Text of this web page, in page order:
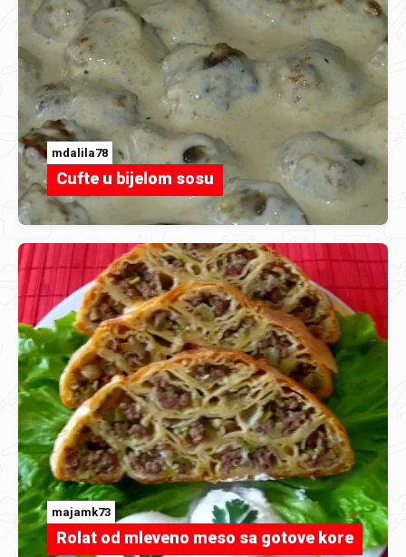
mdalila78
Cufte u bijelom sosu
majamk73
Rolat od mleveno meso sa gotove kore